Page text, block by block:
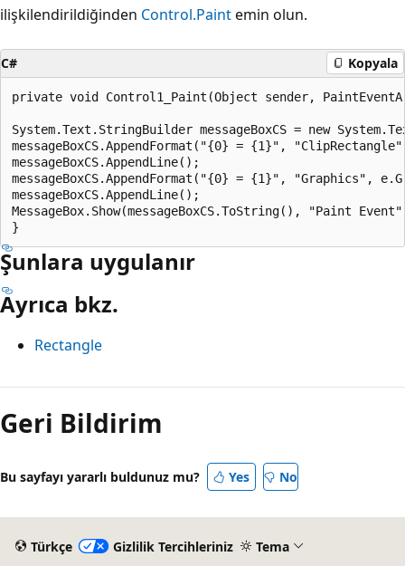
ilişkilendirildiğinden Control.Paintemin olun.
C# Kopyala
private void Control1_Paint(Object sender,
System.Text.StringBuilder messageBoxCS = new
messageBoxCS.AppendFormat("{0} = {1}",
messageBoxCS.AppendLine();
messageBoxCS.AppendFormat("{0} = {1}", "Graphics",
messageBoxCS.AppendLine();
MessageBox.Show(messageBoxCS.ToString(), "Paint
Şunlara uygulanır
Ayrıca bkz.
Rectangle
Okuma
modu
devre
Geri Bildirim
Bu sayfayı yararlı buldunuz mu? Yes No
Türkçe Gizlilik Tercihleriniz Tema